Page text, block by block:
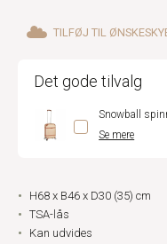
TILFØJ TIL
Det gode tilvalg
Snowball
Se mere
H68 x B46 x D30 (35) cm
TSA-lås
Kan udvides